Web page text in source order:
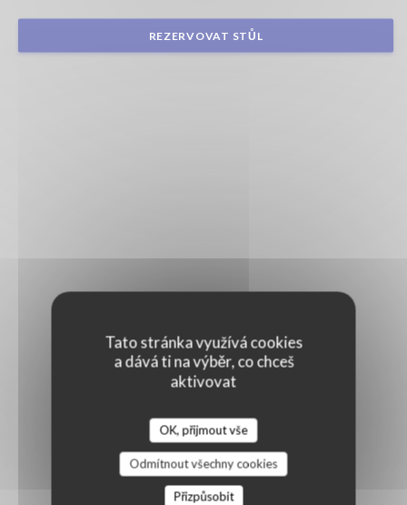
Tato stránka využívá cookies
a dává ti na výběr, co chceš
aktivovat
OK, přijmout vše
Odmítnout všechny cookies
Přizpůsobit
REZERVOVAT STŮL